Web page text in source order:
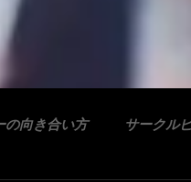
の向き合い方 サークル